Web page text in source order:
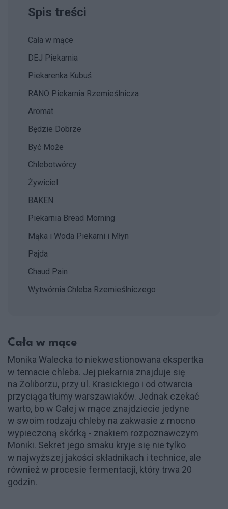
Spis treści
Cała w mące
DEJ Piekarnia
Piekarenka Kubuś
RANO Piekarnia Rzemieślnicza
Aromat
Będzie Dobrze
Być Może
Chlebotwórcy
Żywiciel
BAKEN
Piekarnia Bread Morning
Mąka i Woda Piekarni i Młyn
Pajda
Chaud Pain
Wytwórnia Chleba Rzemieślniczego
Cała w mące
Monika Walecka to niekwestionowana ekspertka
w temacie chleba. Jej piekarnia znajduje się
na Żoliborzu, przy ul. Krasickiego i od otwarcia
przyciąga tłumy warszawiaków. Jednak czekać
warto, bo w Całej w mące znajdziecie jedyne
w swoim rodzaju chleby na zakwasie z mocno
wypieczoną skórką - znakiem rozpoznawczym
Moniki. Sekret jego smaku kryje się nie tylko
w najwyższej jakości składnikach i technice, ale
również w procesie fermentacji, który trwa 20
godzin.